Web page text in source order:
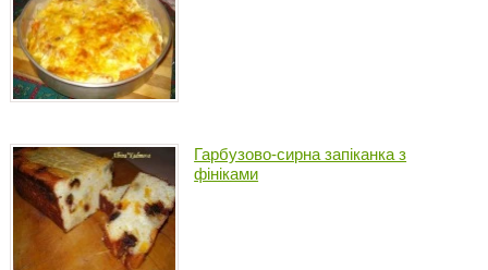
Гарбузово-сирна запіканка з
фініками